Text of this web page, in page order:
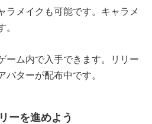
ラメイクも可能です。キャラメ
。
ーム内で入手できます。リリー
バターが配布中です。
ーを進めよう